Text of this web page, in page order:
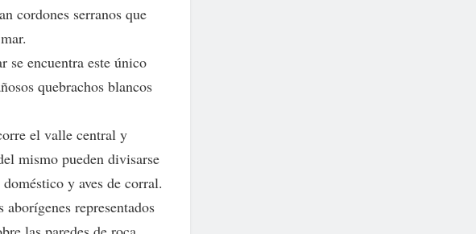
cordones serranos que
se encuentra este único
quebrachos blancos
el valle central y
mismo pueden divisarse
y aves de corral.
representados